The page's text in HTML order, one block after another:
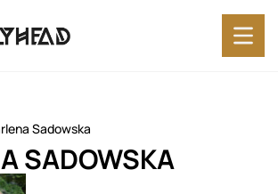
Sadowska
SADOWSKA